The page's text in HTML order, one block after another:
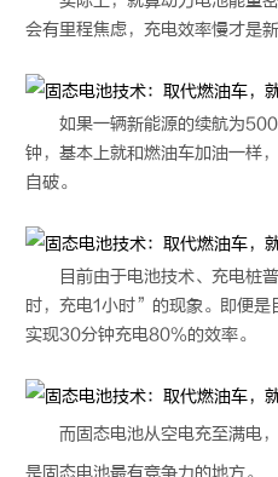
会有里程焦虑，充电效率慢才是
如果一辆新能源的续航为
钟，基本上就和燃油车加油一样
自破。
目前由于电池技术、充电桩
时，充电1小时”的现象。即便是
实现30分钟充电80%的效率。
而固态电池从空电充至满电